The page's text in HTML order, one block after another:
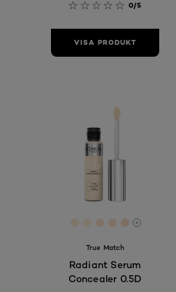
0/5
VISA PRODUKT
are available[Color]: #FFEDD5
[Color]:
[Color]:
[Color]:
[Color]:
More
True Match
Radiant Serum
Concealer 0.5D